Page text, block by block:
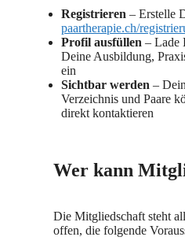
Registrieren – Erstelle
paartherapie.ch/
Profil ausfüllen – Lade
Deine Ausbildung,
ein
Sichtbar werden –
Verzeichnis und Paare
direkt kontaktieren
Wer kann
Die Mitgliedschaft steht
offen, die folgende